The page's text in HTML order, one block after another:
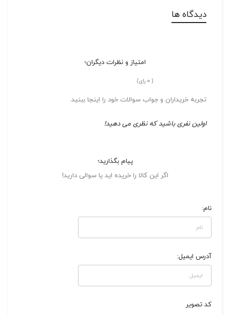
دیدگاه ها
امتیاز و نظرات دیگران؛
(
0 رای)
تجربه خریداران و جواب سوالات خود را اینجا ببنید.
اولین نفری باشید که نظری می دهید!
پیام بگذارید؛
اگر این کالا را خریده اید یا سوالی دارید!
نام:
آدرس ایمیل:
کد تصویر